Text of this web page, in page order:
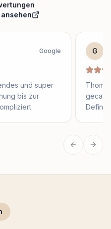
Google
und super
bis zur
G
Vorherige